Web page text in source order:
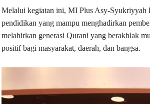
Melalui kegiatan ini, MI Plus Asy-Syukriyyah
pendidikan yang mampu menghadirkan
melahirkan generasi Qurani yang berakhlak
positif bagi masyarakat, daerah, dan bangsa.